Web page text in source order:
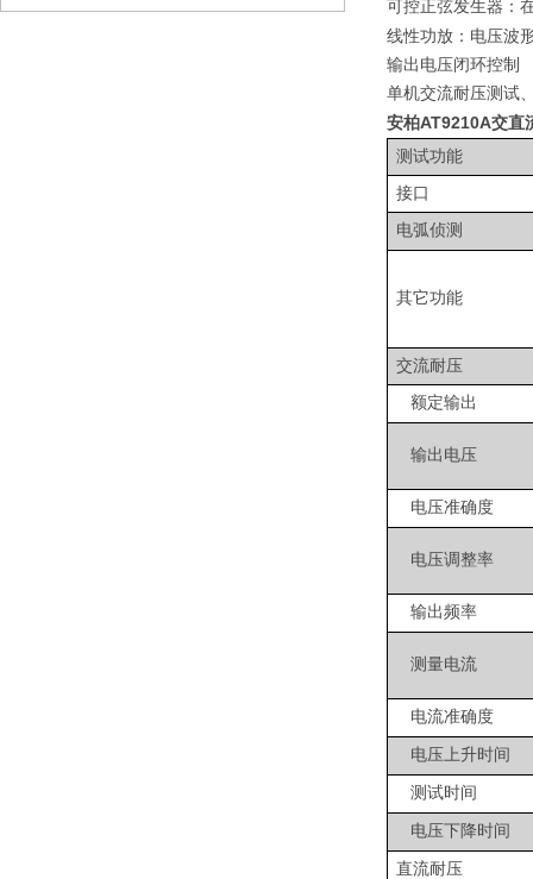
可控正弦发生器：
线性功放：电压波
输出电压闭环控制
单机交流耐压测试
安柏AT9210A交直
测试功能
接口
电弧侦测
其它功能
交流耐压
额定输出
输出电压
电压准确度
电压调整率
输出频率
测量电流
电流准确度
电压上升时间
测试时间
电压下降时间
直流耐压